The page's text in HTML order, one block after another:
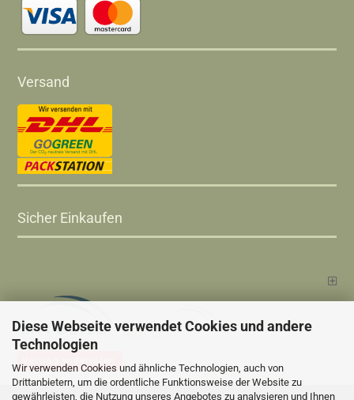
Diese Webseite verwendet Cookies und andere
Technologien
Wir verwenden Cookies und ähnliche Technologien, auch von
Drittanbietern, um die ordentliche Funktionsweise der Website zu
gewährleisten, die Nutzung unseres Angebotes zu analysieren und Ihnen
Versand
Sicher Einkaufen